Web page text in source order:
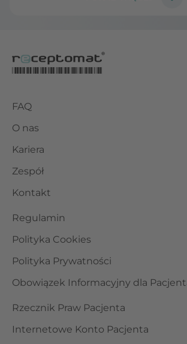
FAQ
O nas
Kariera
Zespół
Kontakt
Regulamin
Polityka Cookies
Polityka Prywatności
Obowiązek Informacyjny dla
Rzecznik Praw Pacjenta
Internetowe Konto Pacjenta